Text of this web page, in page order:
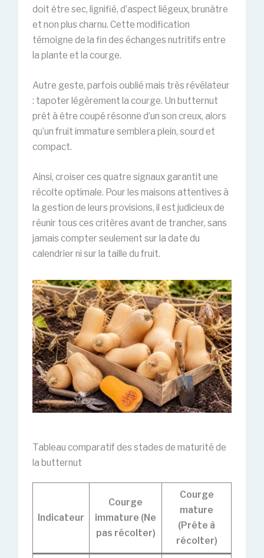
doit être sec, lignifié, d’aspect liégeux, brunâtre
et non plus charnu. Cette modification
témoigne de la fin des échanges nutritifs entre
la plante et la courge.
Autre geste, parfois oublié mais très révélateur
: tapoter légèrement la courge. Un butternut
prêt à être coupé résonne d’un son creux, alors
qu’un fruit immature semblera plein, sourd et
compact.
Ainsi, croiser ces quatre signaux garantit une
récolte optimale. Pour les maisons attentives à
la gestion de leurs provisions, il est judicieux de
réunir tous ces critères avant de trancher, sans
jamais compter seulement sur la date du
calendrier ni sur la taille du fruit.
Tableau comparatif des stades de maturité de
la butternut
Indicateur
Courge
immature (Ne
pas récolter)
Courge
mature
(Prête à
récolter)